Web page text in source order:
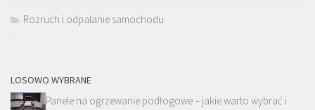
Rozruch i odpalanie samochodu
LOSOWO WYBRANE
Panele na ogrzewanie podłogowe – jakie warto wybrać i